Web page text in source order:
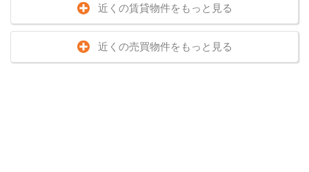
近くの賃貸物件をもっと見る
近くの売買物件をもっと見る